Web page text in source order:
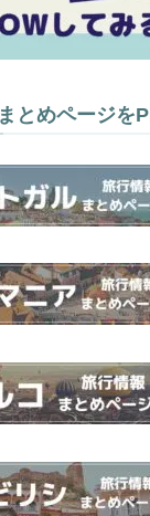
とめページを